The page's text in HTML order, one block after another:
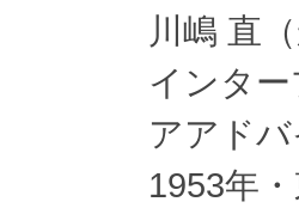
川嶋 直
インタ
アアドバ
1953年